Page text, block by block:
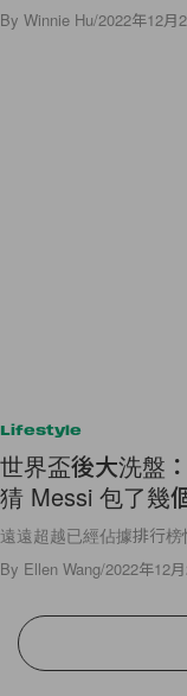
By Winnie Hu/2022年12月
Lifestyle
世界盃後大洗盤
猜 Messi 包了幾
遠遠超越已經佔據排行
By Ellen Wang/2022年12